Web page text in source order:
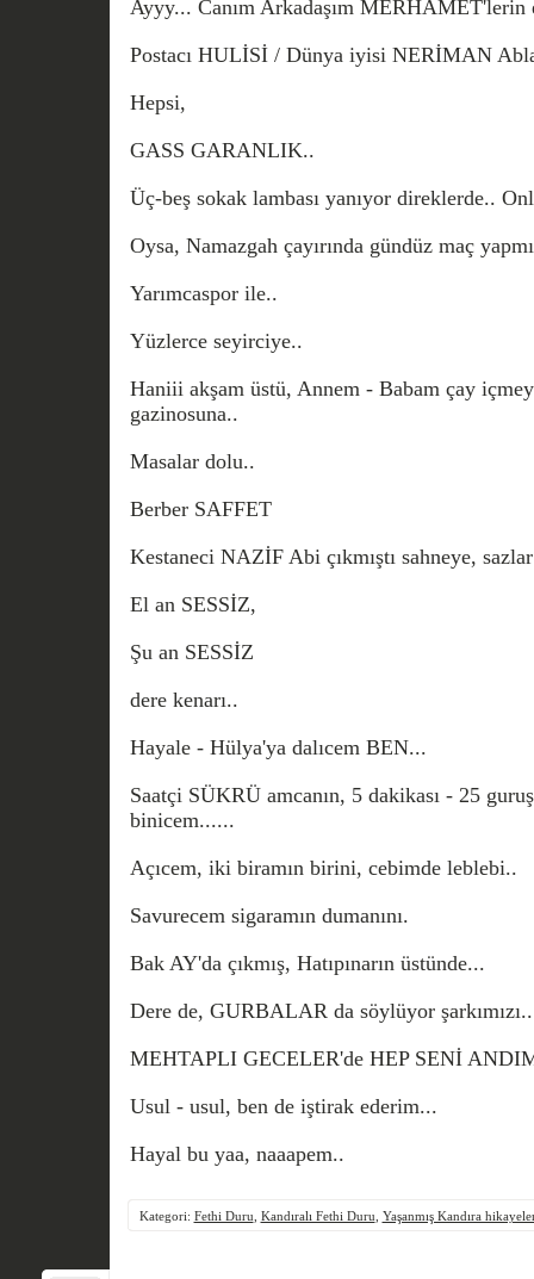
Ayyy... Canım Arkadaşım MERHAMET'lerin
Postacı HULİSİ / Dünya iyisi NERİMAN
Hepsi,
GASS GARANLIK..
Üç-beş sokak lambası yanıyor direklerde..
Oysa, Namazgah çayırında gündüz maç
Yarımcaspor ile..
Yüzlerce seyirciye..
Haniii akşam üstü, Annem - Babam çay
gazinosuna..
Masalar dolu..
Berber SAFFET
Kestaneci NAZİF Abi çıkmıştı sahneye,
El an SESSİZ,
Şu an SESSİZ
dere kenarı..
Hayale - Hülya'ya dalıcem BEN...
Saatçi SÜKRÜ amcanın, 5 dakikası - 25
binicem......
Açıcem, iki biramın birini, cebimde leblebi..
Savurecem sigaramın dumanını.
Bak AY'da çıkmış, Hatıpınarın üstünde...
Dere de, GURBALAR da söylüyor
MEHTAPLI GECELER'de HEP SENİ
Usul - usul, ben de iştirak ederim...
Hayal bu yaa, naaapem..
Kategori: Fethi Duru Kandıralı Fethi Duru Yaşanmış Kandıra